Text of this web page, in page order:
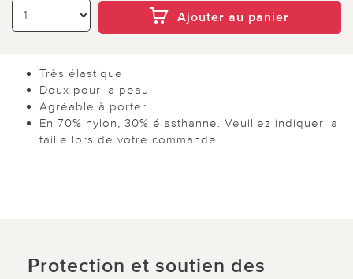
Ajouter au panier
Très élastique
Doux pour la peau
Agréable à porter
En 70% nylon, 30% élasthanne. Veuillez indiquer la
taille lors de votre commande.
Protection et soutien des